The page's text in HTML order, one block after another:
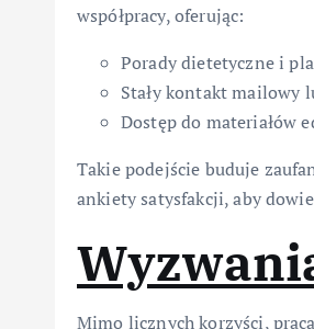
współpracy, oferując:
Porady dietetyczne i
Stały kontakt mailowy
Dostęp do materiałów
Takie podejście buduje
ankiety satysfakcji, aby
Mimo licznych korzyści,